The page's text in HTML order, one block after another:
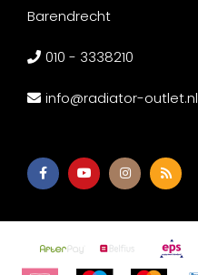
Barendrecht
010 - 3338210
info@radiator-outlet.nl